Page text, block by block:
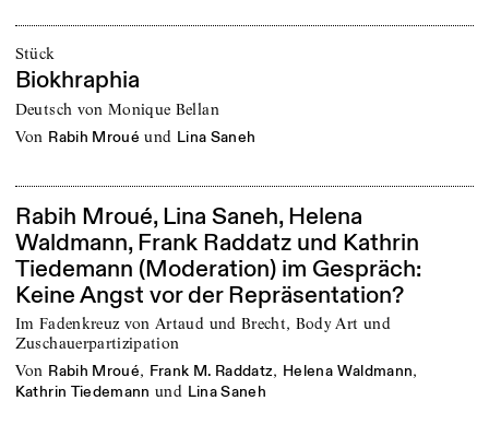
Stück
Biokhraphia
Deutsch von Monique Bellan
von Rabih Mroué und Lina Saneh
Rabih Mroué, Lina Saneh, Helena
Waldmann, Frank Raddatz und Kathrin
Tiedemann (Moderation) im Gespräch:
Keine Angst vor der Repräsentation?
Im Fadenkreuz von Artaud und Brecht, Body Art und
Zuschauerpartizipation
von Rabih Mroué, Frank M. Raddatz, Helena Waldmann,
Kathrin Tiedemann und Lina Saneh